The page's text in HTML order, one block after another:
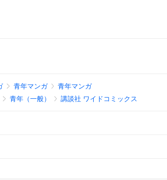
青年マンガ
青年マンガ
青年（一般） 講談社 ワイドコミックス